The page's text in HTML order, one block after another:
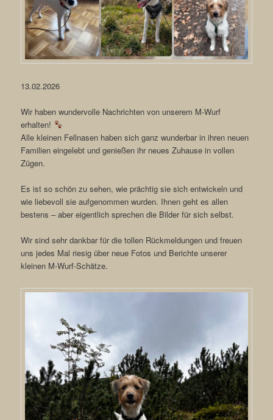
13.02.2026
Wir haben wundervolle Nachrichten von unserem M-Wurf
erhalten!
Alle kleinen Fellnasen haben sich ganz wunderbar in ihren neuen
Familien eingelebt und genießen ihr neues Zuhause in vollen
Zügen.
Es ist so schön zu sehen, wie prächtig sie sich entwickeln und
wie liebevoll sie aufgenommen wurden. Ihnen geht es allen
bestens – aber eigentlich sprechen die Bilder für sich selbst.
Wir sind sehr dankbar für die tollen Rückmeldungen und freuen
uns jedes Mal riesig über neue Fotos und Berichte unserer
kleinen M-Wurf-Schätze.